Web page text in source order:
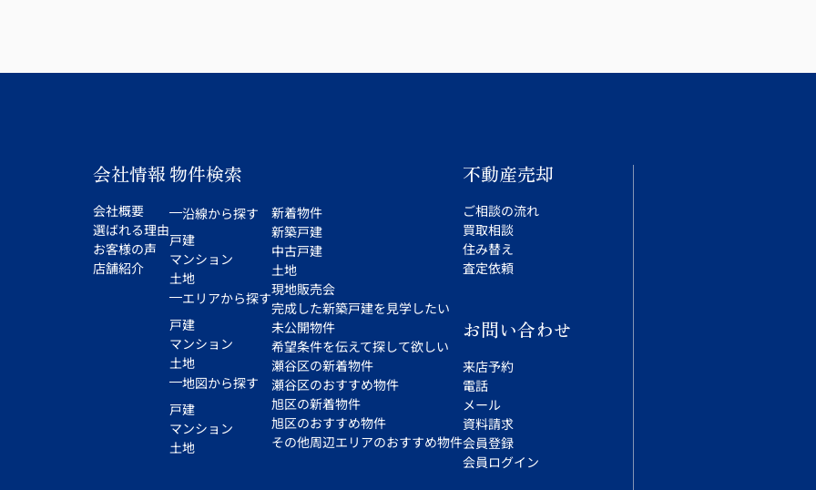
会社情報
会社概要
選ばれる理由
お客様の声
店舗紹介
物件検索
沿線から探す
戸建
マンション
土地
エリアから探す
戸建
マンション
土地
地図から探す
戸建
マンション
土地
新着物件
新築戸建
中古戸建
土地
現地販売会
完成した新築戸建を見学したい
未公開物件
希望条件を伝えて探して欲しい
瀬谷区の新着物件
瀬谷区のおすすめ物件
旭区の新着物件
旭区のおすすめ物件
その他周辺エリアのおすすめ物件
不動産売却
ご相談の流れ
買取相談
住み替え
査定依頼
お問い合わせ
来店予約
電話
メール
資料請求
会員登録
会員ログイン